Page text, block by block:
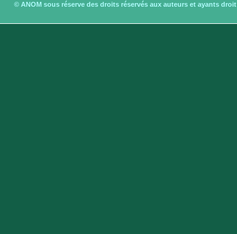
© ANOM sous réserve des droits réservés aux auteurs et ayants droit